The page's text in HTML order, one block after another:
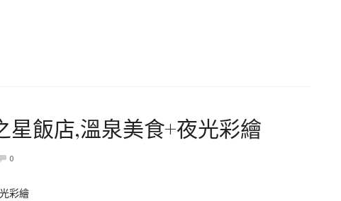
星飯店,溫泉美食+夜光彩繪
0